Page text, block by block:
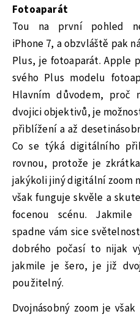
Fotoaparát
Tou na první pohled
iPhone 7, a obzvláště pak
Plus, je fotoaparát. Apple
svého Plus modelu
Hlavním důvodem, proč
dvojici objektivů, je
přiblížení a až
Co se týká digitálního
rovnou, protože je
jakýkoli jiný digitální zoom
však funguje skvěle a
focenou scénu.
spadne vám sice
dobrého počasí to nijak
jakmile je šero, je již
použitelný.
Dvojnásobný zoom je